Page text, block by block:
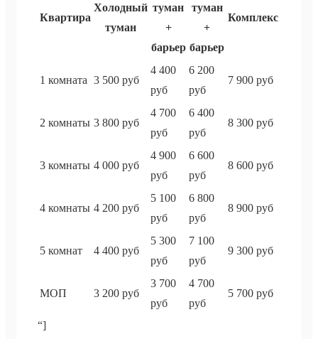
Квартира
Холодный
туман
туман
+
барьер
туман
+
барьер
Комплекс
1 комната 3 500 руб
4 400
руб
6 200
руб
7 900 руб
2 комнаты 3 800 руб
4 700
руб
6 400
руб
8 300 руб
3 комнаты 4 000 руб
4 900
руб
6 600
руб
8 600 руб
4 комнаты 4 200 руб
5 100
руб
6 800
руб
8 900 руб
5 комнат 4 400 руб
5 300
руб
7 100
руб
9 300 руб
МОП 3 200 руб
3 700
руб
4 700
руб
5 700 руб
“]